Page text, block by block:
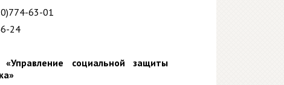
63-01
24
социальной защиты